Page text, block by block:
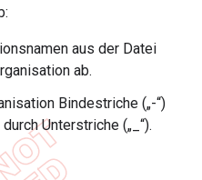
aus der Datei
ab.
Bindestriche („-“)
Unterstriche („_“).